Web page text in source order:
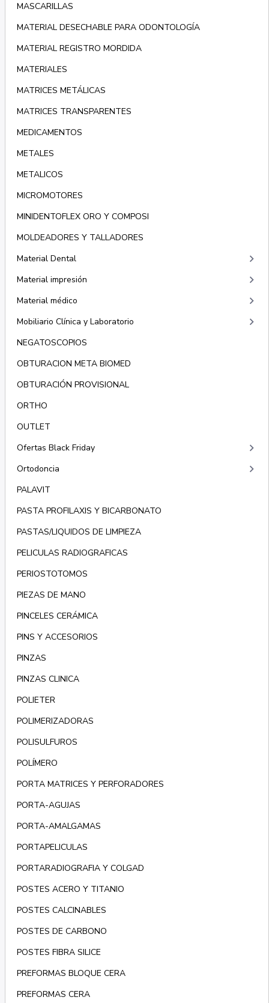
MASCARILLAS
MATERIAL DESECHABLE PARA ODONTOLOGÍA
MATERIAL REGISTRO MORDIDA
MATERIALES
MATRICES METÁLICAS
MATRICES TRANSPARENTES
MEDICAMENTOS
METALES
METALICOS
MICROMOTORES
MINIDENTOFLEX ORO Y COMPOSI
MOLDEADORES Y TALLADORES
Material Dental
keyboard_arrow_right
Material impresión keyboard_arrow_right
Material médico keyboard_arrow_right
Mobiliario Clínica y Laboratorio keyboard_arrow_right
NEGATOSCOPIOS
OBTURACION META BIOMED
OBTURACIÓN PROVISIONAL
ORTHO
OUTLET
Ofertas Black Friday
keyboard_arrow_right
Ortodoncia keyboard_arrow_right
PALAVIT
PASTA PROFILAXIS Y BICARBONATO
PASTAS/LIQUIDOS DE LIMPIEZA
PELICULAS RADIOGRAFICAS
PERIOSTOTOMOS
PIEZAS DE MANO
PINCELES CERÁMICA
PINS Y ACCESORIOS
PINZAS
PINZAS CLINICA
POLIETER
POLIMERIZADORAS
POLISULFUROS
POLÍMERO
PORTA MATRICES Y PERFORADORES
PORTA-AGUJAS
PORTA-AMALGAMAS
PORTAPELICULAS
PORTARADIOGRAFIA Y COLGAD
POSTES ACERO Y TITANIO
POSTES CALCINABLES
POSTES DE CARBONO
POSTES FIBRA SILICE
PREFORMAS BLOQUE CERA
PREFORMAS CERA